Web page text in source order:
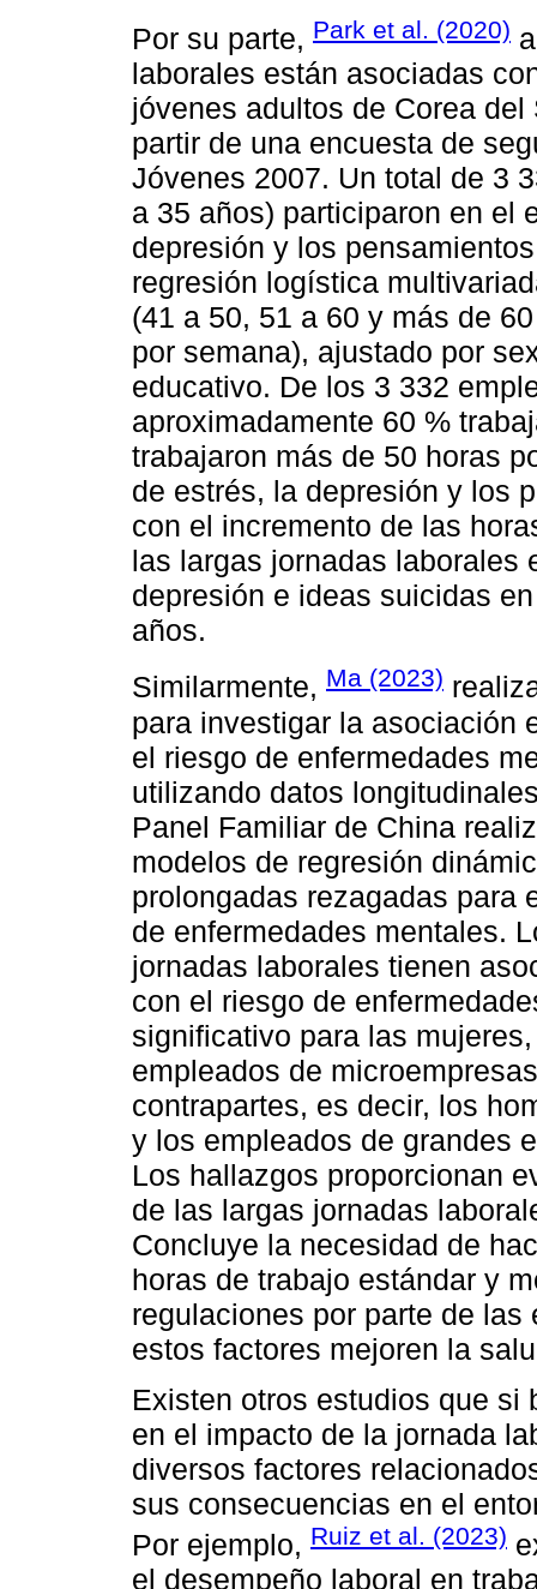
Por su parte, Park et al. (2020)
laborales están asociadas
jóvenes adultos de Corea
partir de una encuesta de
Jóvenes 2007. Un total de 3
a 35 años) participaron en el
depresión y los
regresión logística
(41 a 50, 51 a 60 y más de
por semana), ajustado por
educativo. De los 3 332
aproximadamente 60 %
trabajaron más de 50 horas
de estrés, la depresión y los
con el incremento de las
las largas jornadas laborales
depresión e ideas suicidas
años.
Similarmente, Ma (2023)
para investigar la asociación
el riesgo de enfermedades
utilizando datos
Panel Familiar de China
modelos de regresión
prolongadas rezagadas para
de enfermedades mentales.
jornadas laborales tienen
con el riesgo de
significativo para las
empleados de
contrapartes, es decir, los
y los empleados de grandes
Los hallazgos proporcionan
de las largas jornadas
Concluye la necesidad de
horas de trabajo estándar y
regulaciones por parte de
estos factores mejoren la
Existen otros estudios que si
en el impacto de la jornada
diversos factores
sus consecuencias en el
Por ejemplo, Ruiz et al. (2023)
el desempeño laboral en